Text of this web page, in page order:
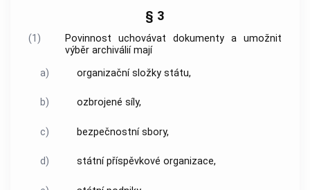
§ 3
(1) Povinnost uchovávat dokumentya umožnit
výběr archiváliímají
a)
organizační složky státu,
b) ozbrojené síly,
c) bezpečnostní sbory,
d) státní příspěvkové organizace,